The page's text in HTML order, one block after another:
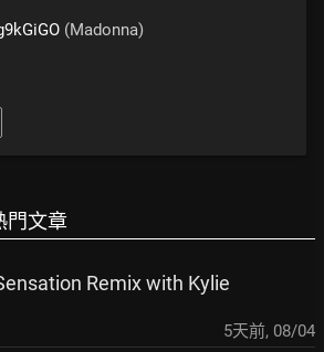
(Madonna)
門文章
Remix with Kylie
5天前, 08/04